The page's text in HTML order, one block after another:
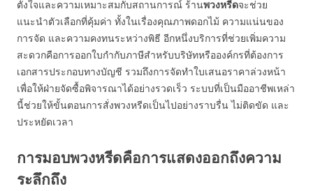
ตั้งใจและความเหมาะสมกับสถานการณ์ ร้านพวงหรีดจะช่วย
แนะนำตัวเลือกที่คุ้มค่า ทั้งในเรื่องคุณภาพดอกไม้ ความแน่นของ
การจัด และความคงทนระหว่างพิธี อีกหนึ่งบริการที่ช่วยเพิ่มความ
สะดวกคือการออกใบกำกับภาษีสำหรับบริษัทหรือองค์กรที่ต้องการ
เอกสารประกอบทางบัญชี รวมถึงการจัดทำใบเสนอราคาล่วงหน้า
เพื่อให้ฝ่ายจัดซื้อพิจารณาได้อย่างรวดเร็ว ระบบที่เป็นมืออาชีพเหล่า
นี้ช่วยให้ขั้นตอนการสั่งพวงหรีดเป็นไปอย่างราบรื่น ไม่ติดขัด และ
ประหยัดเวลา
การมอบพวงหรีดคือการแสดงออกถึงความ
ระลึกถึง